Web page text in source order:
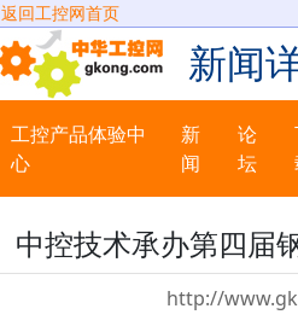
返回工控网首页
新闻
工控产品体验中
心
新
闻
论
坛
中控技术承办第四届
http://